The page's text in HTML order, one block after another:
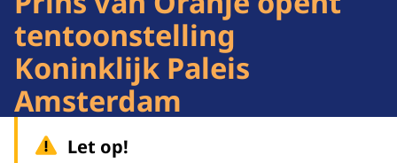
tentoonstelling
Koninklijk Paleis
Amsterdam
Let op!